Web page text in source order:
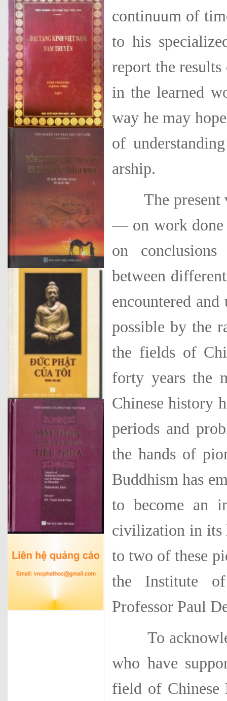
continuum of
to his
report the
in the learned
way he may
of
arship.
The present
— on work done
on con­clusions
between
encountered and
possible by the
the fields of
forty years the
Chinese history
periods and
the hands of
Buddhism has
to become an
civilization in its
to two of these
the Institute
Professor Paul
To
who have
field of Chinese